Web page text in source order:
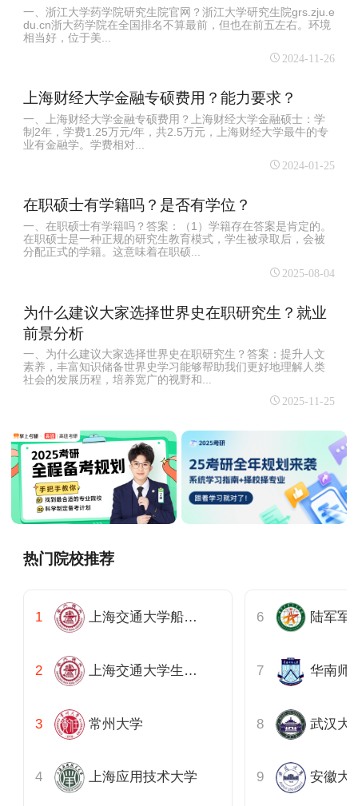
一、浙江大学药学院研究生院官网？浙江大学研究生院grs.zju.e
du.cn浙大药学院在全国排名不算最前，但也在前五左右。环境
相当好，位于美...
2024-11-26
上海财经大学金融专硕费用？能力要求？
一、上海财经大学金融专硕费用？上海财经大学金融硕士：学
制2年，学费1.25万元/年，共2.5万元，上海财经大学最牛的专
业有金融学。学费相对...
2024-01-25
在职硕士有学籍吗？是否有学位？
一、在职硕士有学籍吗？答案：（1）学籍存在答案是肯定的。
在职硕士是一种正规的研究生教育模式，学生被录取后，会被
分配正式的学籍。这意味着在职硕...
2025-08-04
为什么建议大家选择世界史在职研究生？就业
前景分析
一、为什么建议大家选择世界史在职研究生？答案：提升人文
素养，丰富知识储备世界史学习能够帮助我们更好地理解人类
社会的发展历程，培养宽广的视野和...
2025-11-25
热门院校推荐
上海交通大学船舶海洋与建筑工程学院
上海交通大学生命科学技术学院
常州大学
上海应用技术大学
陆军军
安徽大